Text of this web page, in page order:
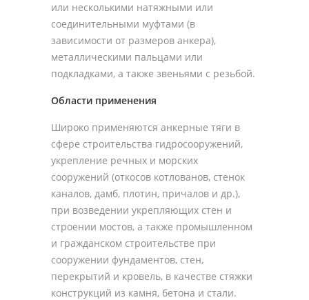
или несколькими натяжными или
соединительными муфтами (в
зависимости от размеров анкера),
металлическими пальцами или
подкладками, а также звеньями с резьбой.
Области применения
Широко применяются анкерные тяги в
сфере строительства гидросооружений,
укрепление речных и морских
сооружений (откосов котлованов, стенок
каналов, дамб, плотин, причалов и др.),
при возведении укрепляющих стен и
строении мостов, а также промышленном
и гражданском строительстве при
сооружении фундаментов, стен,
перекрытий и кровель, в качестве стяжки
конструкций из камня, бетона и стали.